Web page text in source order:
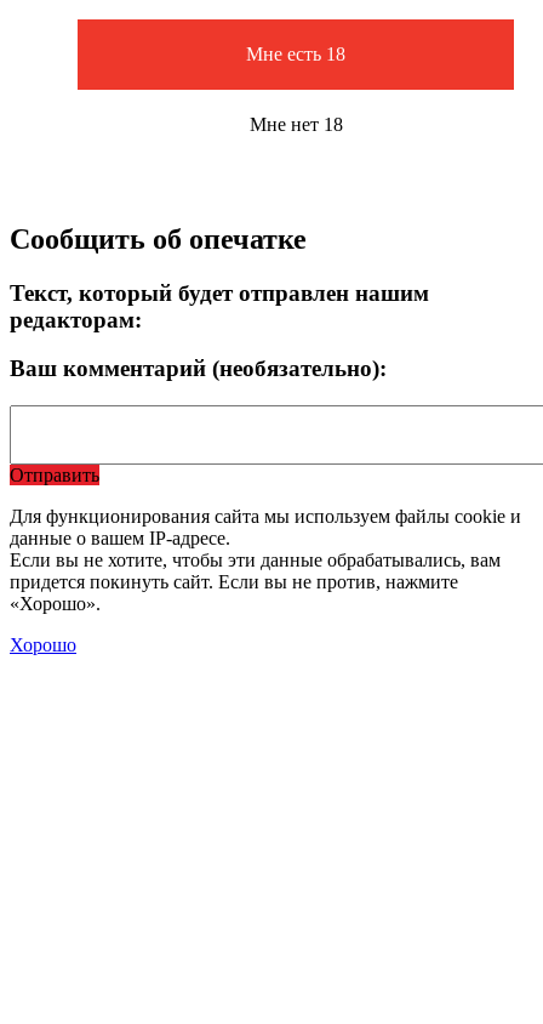
Мне есть 18
Мне нет 18
Сообщить об опечатке
Текст, который будет отправлен нашим
редакторам:
Ваш комментарий (необязательно):
Отправить
Для функционирования сайта мы используем файлы cookie и
данные о вашем IP-адресе.
Если вы не хотите, чтобы эти данные обрабатывались, вам
придется покинуть сайт. Если вы не против, нажмите
«Хорошо».
Хорошо